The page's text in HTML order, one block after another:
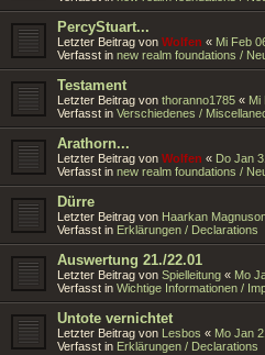
PercyStuart...
Letzter Beitrag von Wolfen « Mi Feb
Verfasst in new realm foundations /
Testament
Letzter Beitrag von thoranno1785 « Mi
Verfasst in Verschiedenes /
Arathorn...
Letzter Beitrag von Wolfen « Do Jan
Verfasst in new realm foundations /
Dürre
Letzter Beitrag von Haarkan
Verfasst in Erklärungen / Declarations
Auswertung 21./22.01
Letzter Beitrag von Spielleitung « Mo
Verfasst in Wichtige Informationen /
Untote vernichtet
Letzter Beitrag von Lesbos « Mo Jan
Verfasst in Erklärungen / Declarations